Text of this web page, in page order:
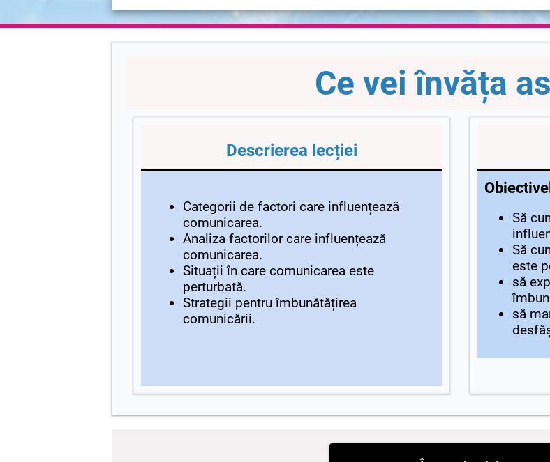
Ce vei învăța
Descrierea lecției
Categorii de factori care influențează
comunicarea.
Analiza factorilor care influențează
comunicarea.
Situații în care comunicarea este
perturbată.
Strategii pentru îmbunătățirea
comunicării.
Să
Să
este
să
să